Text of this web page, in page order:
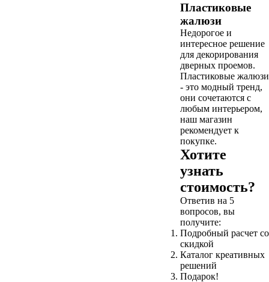
Пластиковые
жалюзи
Недорогое и
интересное решение
для декорирования
дверных проемов.
Пластиковые жалюзи
- это модный тренд,
они сочетаются с
любым интерьером,
наш магазин
рекомендует к
покупке.
Хотите
узнать
стоимость?
Ответив на 5
вопросов, вы
получите:
Подробный расчет со
скидкой
Каталог креативных
решений
Подарок!